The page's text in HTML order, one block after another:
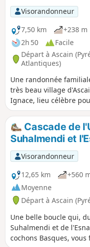
Visorandonneur
7,50 km
+238 m
2h 50
Facile
Départ à Ascain
Atlantiques)
Une randonnée
très beau village
Ignace, lieu célèbre
c'est le point de
permettant de monter
l'été.Cascade de
Suhalmendi et
Visorandonneur
12,65 km
+560
Moyenne
Départ à Ascain
Une belle boucle qui,
Suhalmendi et de
cochons Basques,